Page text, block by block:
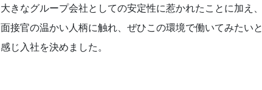
大きなグループ会社としての安定性に惹かれたことに加え、
面接官の温かい人柄に触れ、ぜひこの環境で働いてみたいと
感じ入社を決めました。